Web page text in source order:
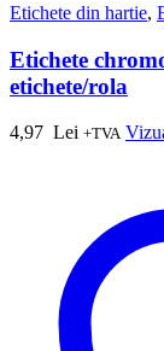
Etichete din hartie,
Etichete
etichete/rola
4,97 Lei +TVA